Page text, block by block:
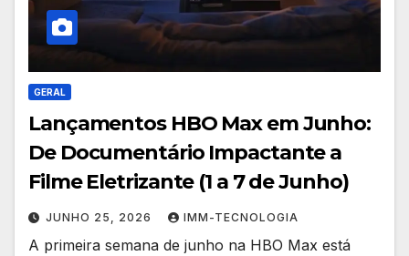
GERAL
Lançamentos HBO Max em Junho:
De Documentário Impactante a
Filme Eletrizante (1 a 7 de Junho)
JUNHO 25, 2026 IMM-TECNOLOGIA
A primeira semana de junho na HBO Max está